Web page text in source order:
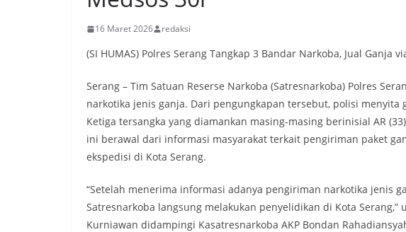
16 Maret 2026 redaksi
(SI HUMAS) Polres Serang Tangkap 3 Bandar Narkoba, Jual Ganja
Serang – Tim Satuan Reserse Narkoba (Satresnarkoba) Polres
narkotika jenis ganja. Dari pengungkapan tersebut, polisi
Ketiga tersangka yang diamankan masing-masing berinisial AR
ini berawal dari informasi masyarakat terkait pengiriman paket
ekspedisi di Kota Serang.
“Setelah menerima informasi adanya pengiriman narkotika jenis
Satresnarkoba langsung melakukan penyelidikan di Kota Serang,”
Kurniawan didampingi Kasatresnarkoba AKP Bondan